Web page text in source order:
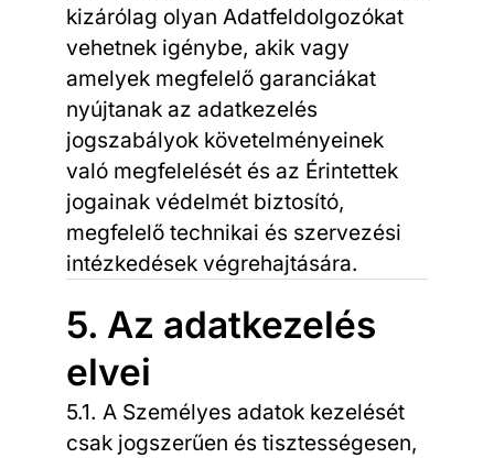
kizárólag olyan Adatfeldolgozókat
vehetnek igénybe, akik vagy
amelyek megfelelő garanciákat
nyújtanak az adatkezelés
jogszabályok követelményeinek
való megfelelését és az Érintettek
jogainak védelmét biztosító,
megfelelő technikai és szervezési
intézkedések végrehajtására.
5. Az adatkezelés
elvei
5.1. A Személyes adatok kezelését
csak jogszerűen és tisztességesen,